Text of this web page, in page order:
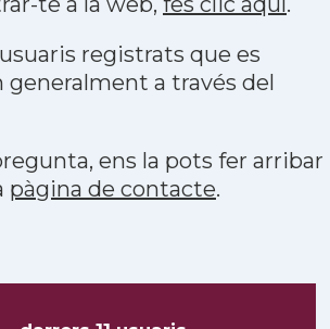
registrats que es
a través del
ens la pots fer arribar
pàgina de contacte.